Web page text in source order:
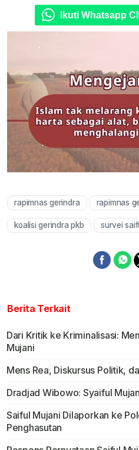
Ikuti Whatsapp
rapimnas gerindra rapimnas
koalisi gerindra pkb survei
Berita Terkait
Dari Kritik ke Kriminalisasi:
Mujani
Mens Rea, Diskursus Politik,
Dradjad Wibowo: Syaiful
Saiful Mujani Dilaporkan ke
Penghasutan